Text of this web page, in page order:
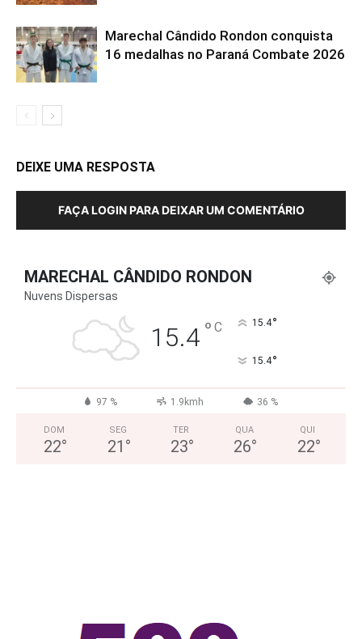
Marechal Cândido Rondon conquista
16 medalhas no Paraná Combate 2026
DEIXE UMA RESPOSTA
FAÇA LOGIN PARA DEIXAR UM COMENTÁRIO
MARECHAL CÂNDIDO RONDON
Nuvens Dispersas
15.4 ° C 15.4°
15.4°
97 % 1.9kmh 36 %
DOM
22°
SEG
21 °
TER
23°
QUA
26°
QUI
22°